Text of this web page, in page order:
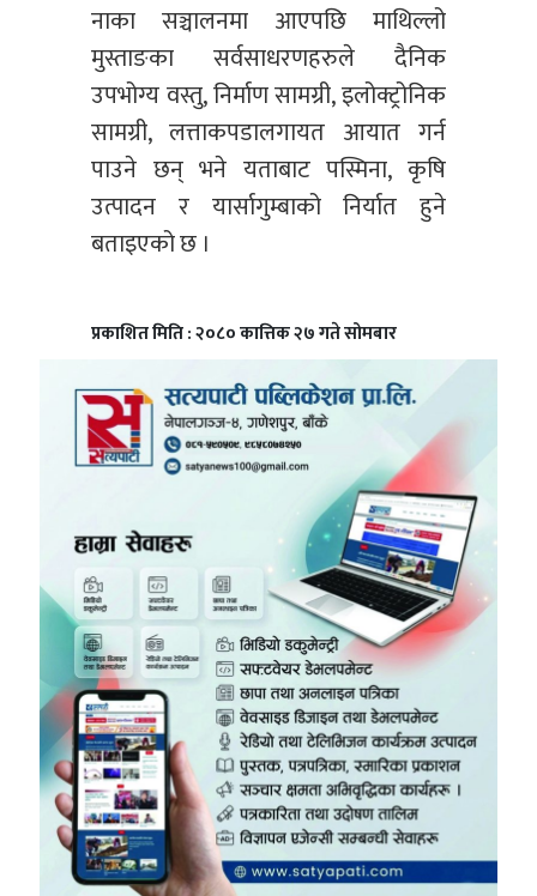
नाका सञ्चालनमा आएपछि माथिल्लो
मुस्ताङका सर्वसाधरणहरुले दैनिक
उपभोग्य वस्तु, निर्माण सामग्री, इलोक्ट्रोनिक
सामग्री, लत्ताकपडालगायत आयात गर्न
पाउने छन् भने यताबाट पस्मिना, कृषि
उत्पादन र यार्सागुम्बाको निर्यात हुने
बताइएको छ ।
प्रकाशित मिति : २०८० कात्तिक २७ गते सोमबार